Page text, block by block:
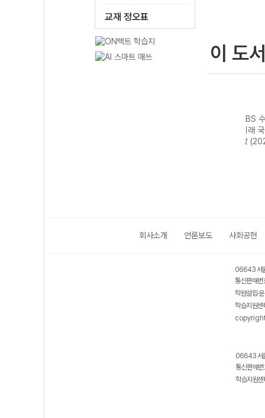
교재 정오표
이 도
EBS
미래
역 한
회사소개 언론보도 사회공헌
06643 서
통신판매
학원설립·
학습지원
06643 서
통신판매
학습지원